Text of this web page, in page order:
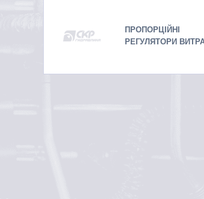
ПРОПОРЦІЙНІ
РЕГУЛЯТОРИ